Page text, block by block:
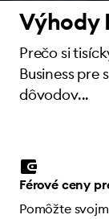
Výhody
Prečo si
Business pre
dôvodov...
Férové ceny
Pomôžte